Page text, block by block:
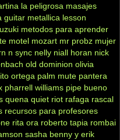
la peligrosa masajes
guitar metallica lesson
metodos para aprender
motel mozart mr probz mujer
n sync nelly niall horan nick
old dominion olivia
ortega palm mute pantera
pharrell williams pipe bueno
quena quiet riot rafaga rascal
recursos para profesores
rita ora roberto tapia rombai
sasha benny y erik